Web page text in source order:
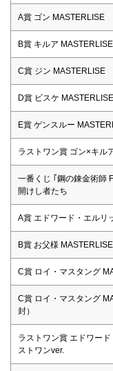
A賞 ゴン MASTERLISE
B賞 キルア MASTERLISE
C賞 ジン MASTERLISE
D賞 ビスケ MASTERLISE
E賞 ゲンスルー
ラストワン賞 ゴン×キル
一番くじ ｢鋼の錬金術師
開けし者たち
A賞 エドワード・エルリ
B賞 お父様 MASTERLISE
C賞 ロイ・マスタング
C賞 ロイ・マスタング
封）
ラストワン賞 エドワー
ストワンver.